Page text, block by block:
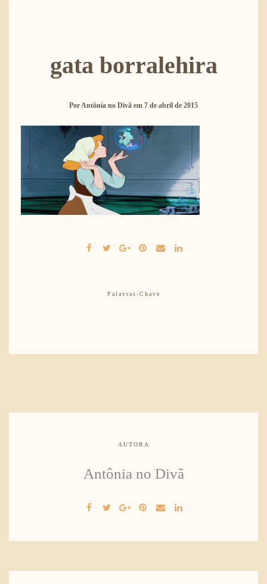
gata borralehira
PorAntônia no Divã em 7 de abril de 2015
Palavras-Chave
AUTORA
Antônia no Divã